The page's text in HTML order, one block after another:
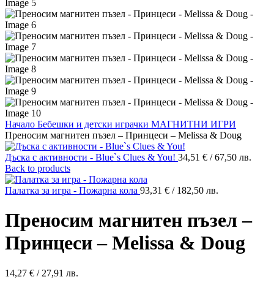
Начало Бебешки и детски играчки МАГНИТНИ ИГРИ
Преносим магнитен пъзел – Принцеси – Melissa & Doug
Дъска с активности - Blue`s Clues & You! 34,51 € / 67,50 лв.
Back to products
Палатка за игра - Пожарна кола 93,31 € / 182,50 лв.
Преносим магнитен пъзел –
Принцеси – Melissa & Doug
14,27 € / 27,91 лв.